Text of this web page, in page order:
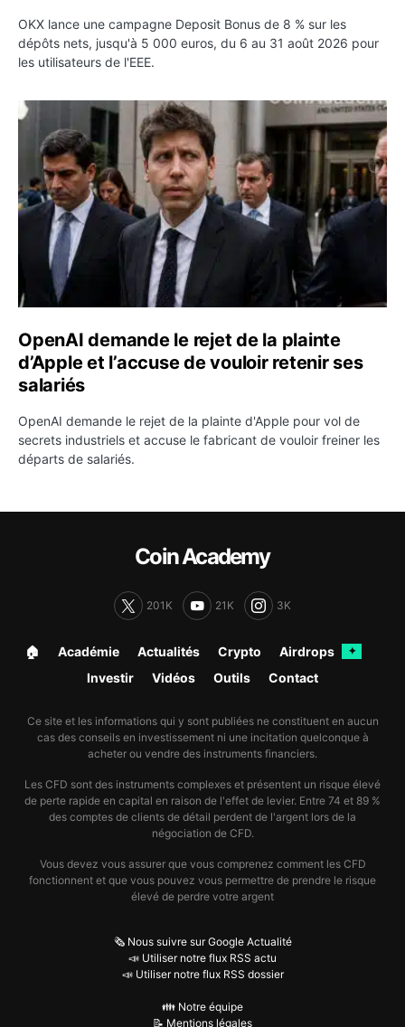
OKX lance une campagne Deposit Bonus de 8 % sur les
dépôts nets, jusqu'à 5 000 euros, du 6 au 31 août 2026 pour
les utilisateurs de l'EEE.
OpenAI demande le rejet de la plainte d’Apple et
OpenAI demande le rejet de la plainte
d’Apple et l’accuse de vouloir retenir ses
salariés
OpenAI demande le rejet de la plainte d'Apple pour vol de
secrets industriels et accuse le fabricant de vouloir freiner les
départs de salariés.
Coin Academy
201K 21K 3K
🏠︎ Académie Actualités Crypto Airdrops ✦
Investir Vidéos Outils Contact
Ce site et les informations qui y sont publiées ne constituent en aucun
cas des conseils en investissement ni une incitation quelconque à
acheter ou vendre des instruments financiers.
Les CFD sont des instruments complexes et présentent un risque élevé
de perte rapide en capital en raison de l'effet de levier. Entre 74 et 89 %
des comptes de clients de détail perdent de l'argent lors de la
négociation de CFD.
Vous devez vous assurer que vous comprenez comment les CFD
fonctionnent et que vous pouvez vous permettre de prendre le risque
élevé de perdre votre argent
🗞️ Nous suivre sur Google Actualité
📣 Utiliser notre flux RSS actu
📣 Utiliser notre flux RSS dossier
👪 Notre équipe
📝 Mentions légales